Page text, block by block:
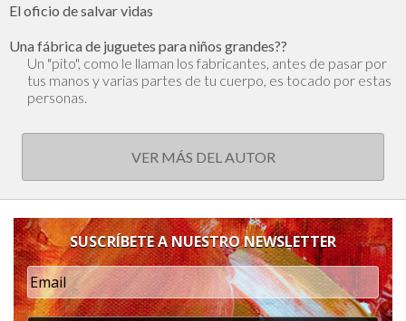
El oficio de salvar vidas
Una fábrica de juguetes para niños grandes??
Un "pito", como le llaman los fabricantes, antes de pasar por
tus manos y varias partes de tu cuerpo, es tocado por estas
personas.
VER MÁS DEL AUTOR
SUSCRÍBETE A NUESTRO NEWSLETTER